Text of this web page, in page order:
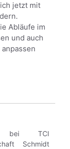
jetzt mit
Abläufe im
und auch
bei TCI
Schmidt